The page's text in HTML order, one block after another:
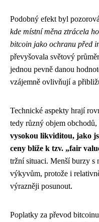
Podobný efekt byl
kde místní měna ztrácela
bitcoin jako ochranu před
převyšovala světový
jednou pevně danou
vzájemně ovlivňují a
Technické aspekty hrají
tedy různý objem
vysokou likviditou, jako
ceny blíže k tzv. „fair
tržní situaci. Menší burzy s
výkyvům, protože i
výrazněji posunout.
Poplatky za převod